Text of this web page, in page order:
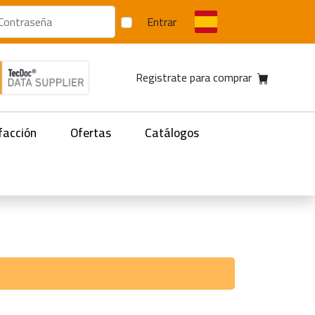
Entrar
Registrate para comprar
Ofertas
Catálogos